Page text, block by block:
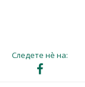
Следете нè на: